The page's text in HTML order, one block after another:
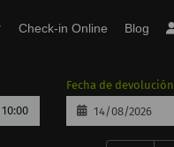
Check-in Online Blog
10:00
Fecha de devolución